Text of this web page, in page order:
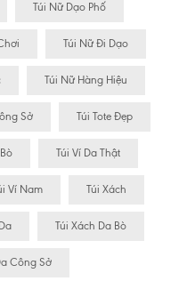
Túi Nữ Dạo Phố
Túi Nữ Đi Dạo
Túi Nữ Hàng Hiệu
Sở Túi Tote Đẹp
Túi Ví Da Thật
Ví Nam Túi Xách
Túi Xách Da Bò
Công Sở